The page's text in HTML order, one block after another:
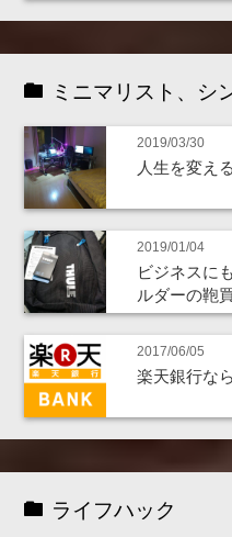
ミニマリスト、シ
2019/03/30
人生を変え
2019/01/04
ビジネスに
ルダーの鞄
2017/06/05
楽天銀行な
ライフハック